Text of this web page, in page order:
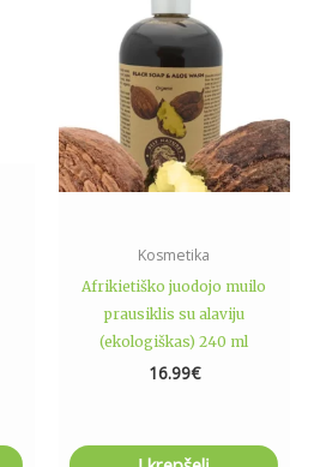
Kosmetika
Afrikietiško juodojo muilo
prausiklis su alaviju
(ekologiškas) 240 ml
16.99€